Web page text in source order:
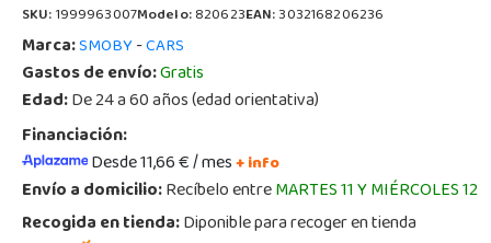
SKU:1999963007Modelo:820623EAN:3032168206236
Marca:SMOBY-CARS
Gastos de envío:Gratis
Edad:De 24 a 60 años (edad orientativa)
Financiación:
Desde 11,66 € / mes+ info
Envío a domicilio:Recíbelo entreMARTES 11 Y MIÉRCOLES 12
Recogida en tienda:Diponible para recoger en tienda